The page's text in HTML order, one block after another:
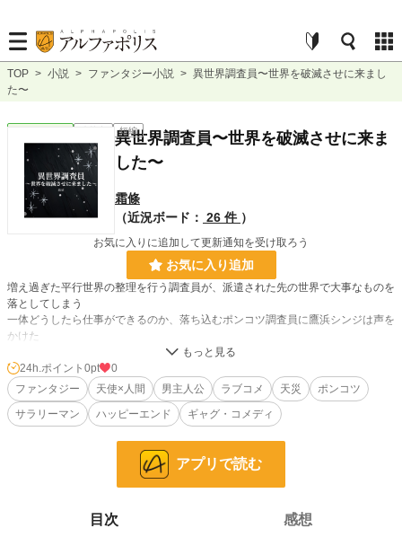
TOP > 小説 > ファンタジー小説 > 異世界調査員〜世界を破滅させに来まし
た〜
短編
異世界調査員〜世界を破滅させに来ま
した〜
霜條
（近況ボード： 26 件 ）
お気に入りに追加して更新通知を受け取ろう
お気に入り追加
増え過ぎた平行世界の整理を行う調査員が、派遣された先の世界で大事なものを
落としてしまう
一体どうしたら仕事ができるのか、落ち込むポンコツ調査員に鷹浜シンジは声を
かけた
自分に気付いてくれたこの人になんとか自分を好きになってもらい、この世界を
一緒に滅ぼして貰おうと頑張ります
鷹浜シンジは親切心から声をかけたことを後悔した。
ただ困っている女子に声を掛けただけのはずだったが、そいつはどうやら世界を
だが行く当てのない女子を放っておくことも出来ずに、なんかとか距離を取ろう
Don't Repost,Don't AI Training,Don't use my work
禁止:転載・二次利用・AI学習
24h.ポイント 0pt
0
ファンタジー
天使×人間 男主人公 ラブコメ 天災
ポンコツ
サラリーマン
ハッピーエンド ギャグ・コメディ
アプリで読む
目次 感想